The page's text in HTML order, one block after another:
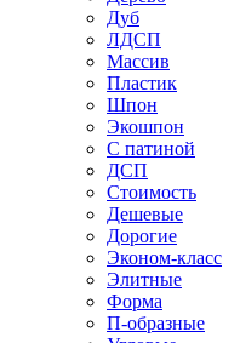
Дуб
ЛДСП
Массив
Пластик
Шпон
Экошпон
С патиной
ДСП
Стоимость
Дешевые
Дорогие
Эконом-класс
Элитные
Форма
П-образные